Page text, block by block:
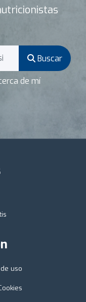
Buscar
de mí
uso